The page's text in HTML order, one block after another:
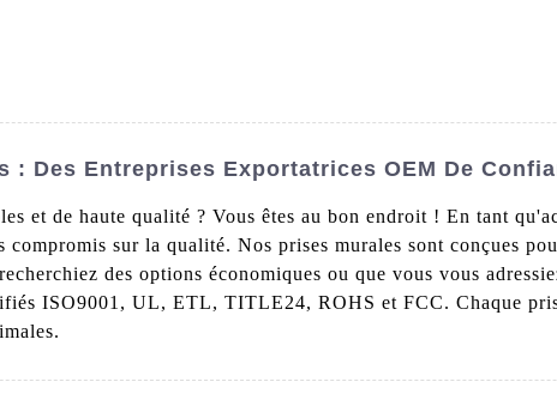
Des Entreprises Exportatrices OEM De
et de haute qualité ? Vous êtes au bon endroit ! En tant
sur la qualité. Nos prises murales sont conçues
des options économiques ou que vous vous
ISO9001, UL, ETL, TITLE24, ROHS et FCC. Chaque